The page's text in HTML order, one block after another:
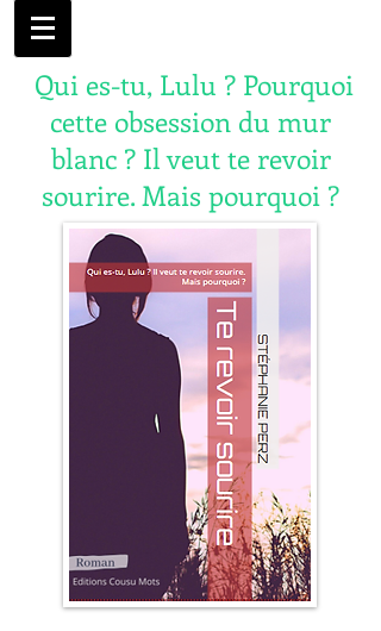
Qui es-tu, Lulu ? Pourquoi
cette obsession du mur
blanc ? Il veut te revoir
sourire. Mais pourquoi ?